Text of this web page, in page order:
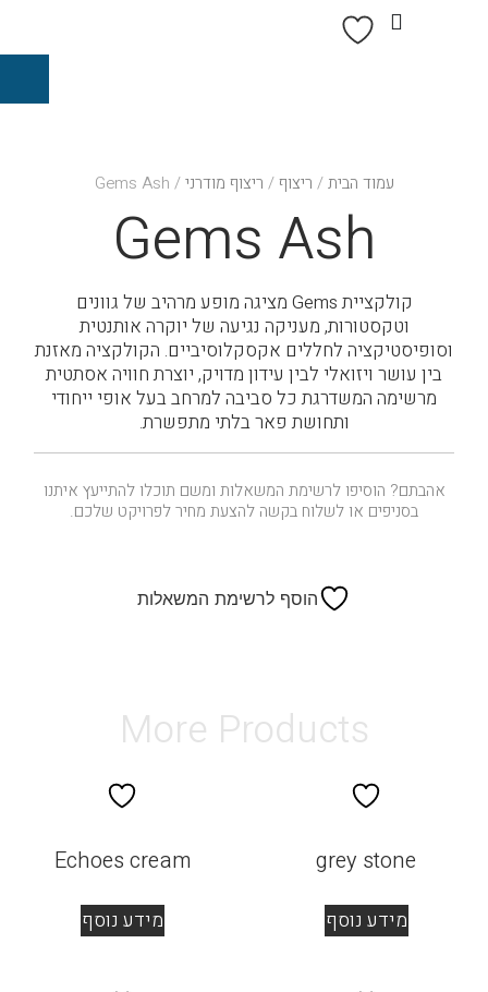
עמוד הבית/ ריצוף/ ריצוף מודרני/ Gems Ash
Gems Ash
קולקציית Gems מציגה מופע מרהיב של גוונים
וטקסטורות, מעניקה נגיעה של יוקרה אותנטית
וסופיסטיקציה לחללים אקסקלוסיביים. הקולקציה מאזנת
בין עושר ויזואלי לבין עידון מדויק, יוצרת חוויה אסתטית
מרשימה המשדרגת כל סביבה למרחב בעל אופי ייחודי
ותחושת פאר בלתי מתפשרת.
אהבתם? הוסיפו לרשימת המשאלות ומשם תוכלו להתייעץ איתנו
בסניפים או לשלוח בקשה להצעת מחיר לפרויקט שלכם.
הוסף לרשימת המשאלות
More Products
grey stone
מידע נוסף
Echoes cream
מידע נוסף